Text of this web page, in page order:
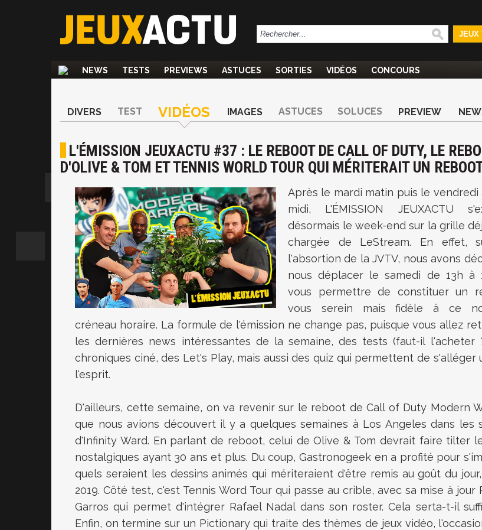
JEUX
NEWS TESTS PREVIEWS ASTUCES SORTIES VIDÉOS CONCOURS
DIVERS TEST VIDÉOS IMAGES ASTUCES SOLUCES PREVIEW
L'ÉMISSION JEUXACTU #37 : LE REBOOT DE CALL OF DUTY, LE
D'OLIVE & TOM ET TENNIS WORLD TOUR QUI MÉRITERAIT UN
Après le mardi matin puis le vendredi
midi, L'ÉMISSION JEUXACTU
désormais le week-end sur la grille
chargée de LeStream. En effet,
l'absortion de la JVTV, nous avons
nous déplacer le samedi de 13h à
vous permettre de constituer un
vous serein mais fidèle à ce
créneau horaire. La formule de l'émission ne change pas, puisque vous allez
les dernières news intéressantes de la semaine, des tests (faut-il l'acheter
chroniques ciné, des Let's Play, mais aussi des quiz qui permettent de s'alléger
l'esprit.
D'ailleurs, cette semaine, on va revenir sur le reboot de Call of Duty Modern
que nous avions découvert il y a quelques semaines à Los Angeles dans les
d'Infinity Ward. En parlant de reboot, celui de Olive & Tom devrait faire tilter
nostalgiques ayant 30 ans et plus. Du coup, Gastronogeek en a profité pour
quels seraient les dessins animés qui mériteraient d'être remis au goût du
2019. Côté test, c'est Tennis Word Tour qui passe au crible, avec sa mise à jour
Garros qui permet d'intégrer Rafael Nadal dans son roster. Cela serta-t-il
Enfin, on termine sur un Pictionary qui traite des thèmes de jeux vidéo,